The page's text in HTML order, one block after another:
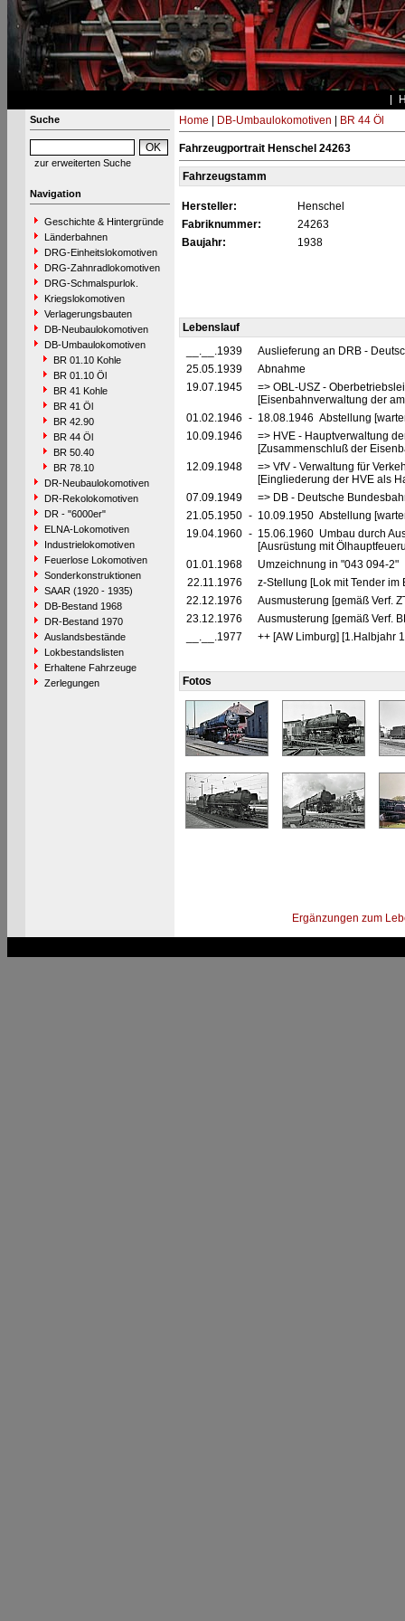
Suche
zur erweiterten Suche
Navigation
Geschichte & Hintergründe
Länderbahnen
DRG-Einheitslokomotiven
DRG-Zahnradlokomotiven
DRG-Schmalspurlok.
Kriegslokomotiven
Verlagerungsbauten
DB-Neubaulokomotiven
DB-Umbaulokomotiven
BR 01.10 Kohle
BR 01.10 Öl
BR 41 Kohle
BR 41 Öl
BR 42.90
BR 44 Öl
BR 50.40
BR 78.10
DR-Neubaulokomotiven
DR-Rekolokomotiven
DR - "6000er"
ELNA-Lokomotiven
Industrielokomotiven
Feuerlose Lokomotiven
Sonderkonstruktionen
SAAR (1920 - 1935)
DB-Bestand 1968
DR-Bestand 1970
Auslandsbestände
Lokbestandslisten
Erhaltene Fahrzeuge
Zerlegungen
Home DB-Umbaulokomotiven BR 44 Öl
Fahrzeugportrait Henschel 24263
Fahrzeugstamm
Hersteller:
Henschel
Fabriknummer:
24263
Baujahr:
1938
Lebenslauf
__.__.1939
Auslieferung an DRB -
25.05.1939
Abnahme
19.07.1945
=> OBL-USZ -
[Eisenbahnverwaltung der
01.02.1946 - 18.08.1946 Abstellung
10.09.1946
=> HVE - Hauptverwaltung
[Zusammenschluß der
12.09.1948
=> VfV - Verwaltung für
[Eingliederung der HVE als
07.09.1949
=> DB - Deutsche
21.05.1950 - 10.09.1950 Abstellung
19.04.1960 - 15.06.1960 Umbau durch
[Ausrüstung mit
01.01.1968
Umzeichnung in "043 094-2"
22.11.1976
z-Stellung [Lok mit Tender im
22.12.1976
Ausmusterung [gemäß Verf.
23.12.1976
Ausmusterung [gemäß Verf.
__.__.1977
++ [AW Limburg] [1.Halbjahr
Fotos
Ergänzungen zum